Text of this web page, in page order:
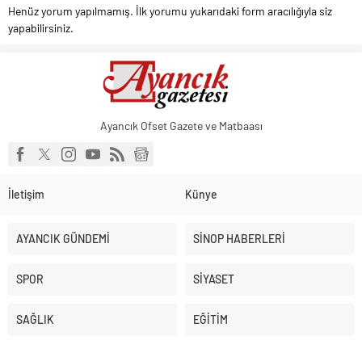
Henüz yorum yapılmamış. İlk yorumu yukarıdaki form aracılığıyla siz
yapabilirsiniz.
Ayancık Ofset Gazete ve Matbaası
İletişim Künye
AYANCIK GÜNDEMİ SİNOP HABERLERİ
SPOR SİYASET
SAĞLIK EĞİTİM